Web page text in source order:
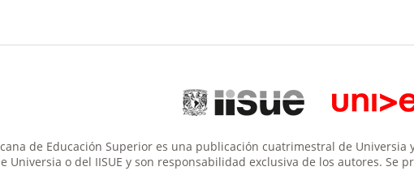
de Educación Superior es una publicación cuatrimestral de Universia
Universia o del IISUE y son responsabilidad exclusiva de los autores.